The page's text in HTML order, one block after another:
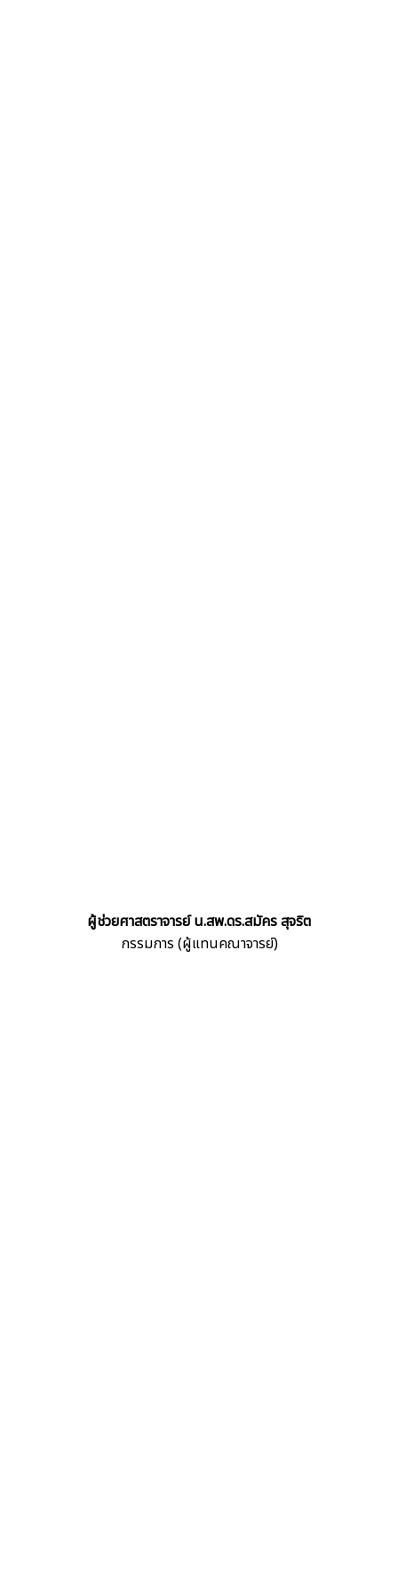
ผู้ช่วยศาสตราจารย์ น.สพ.ดร.สมัคร สุจริต
กรรมการ (ผู้แทนคณาจารย์)